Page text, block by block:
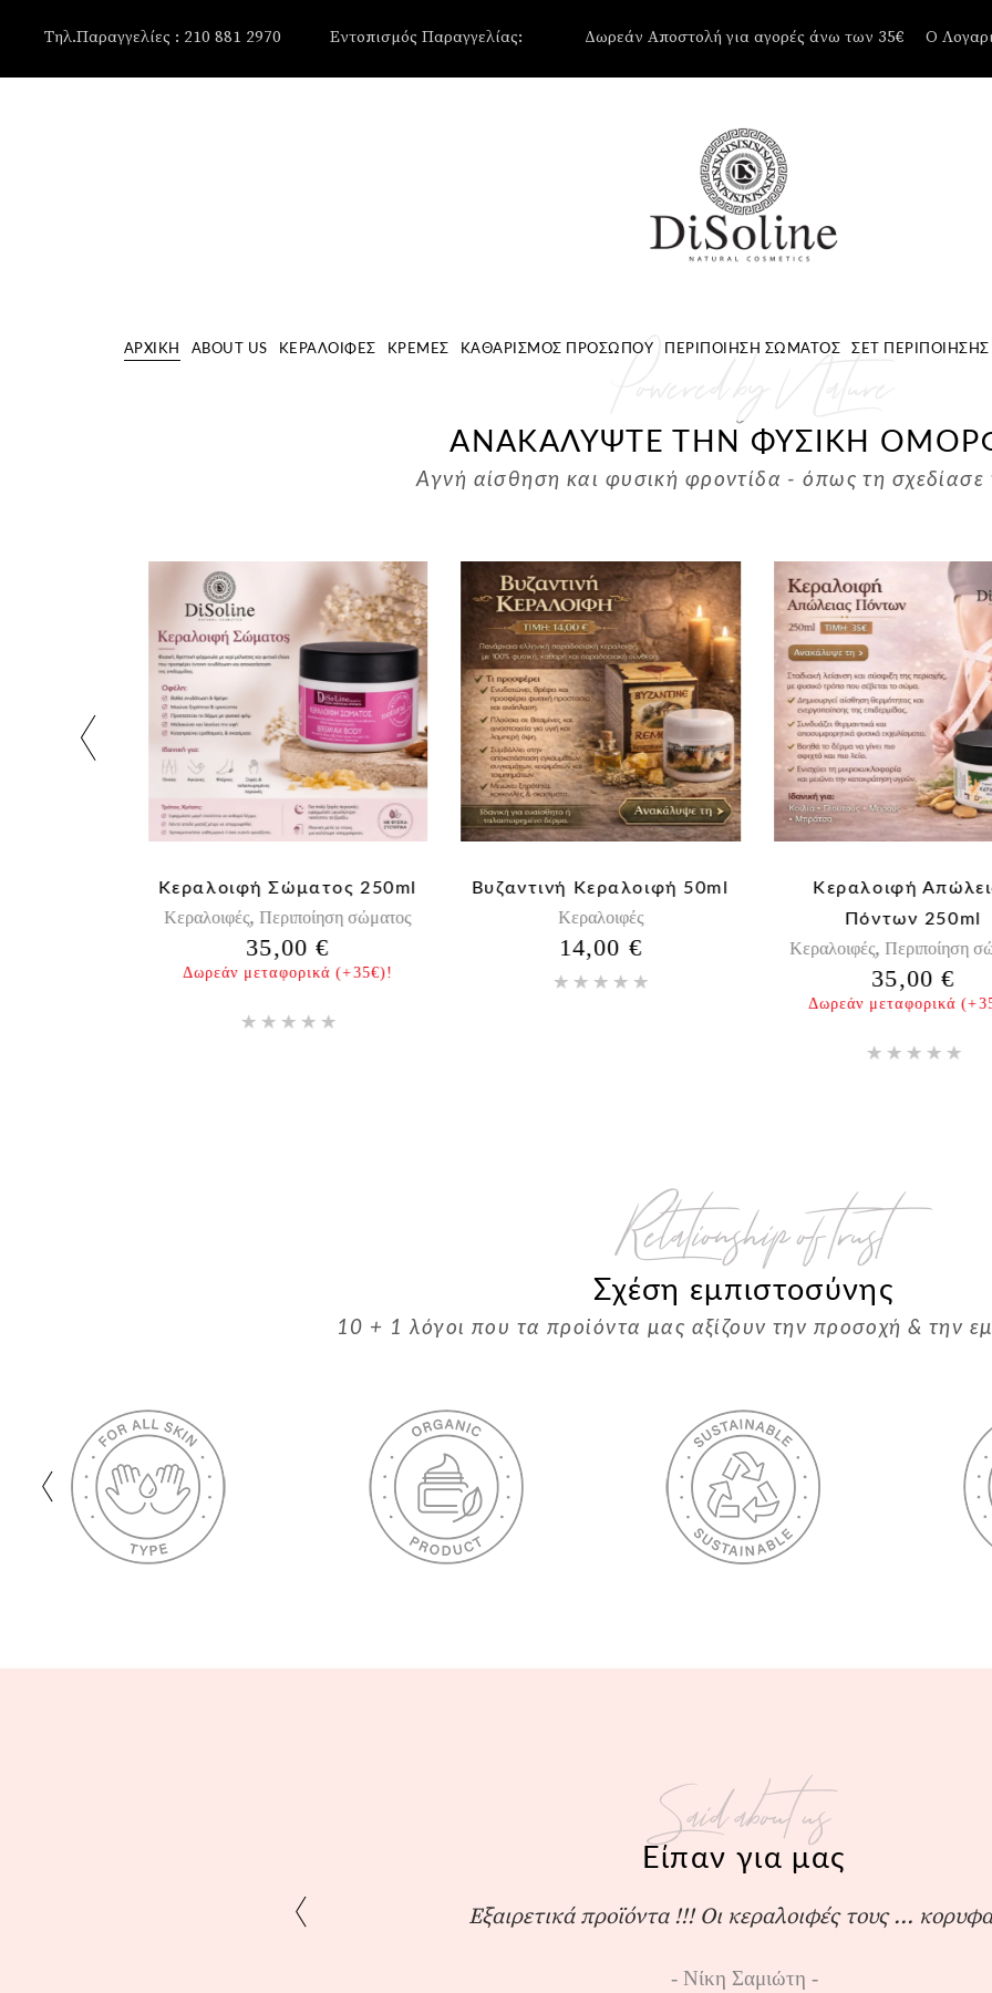
Τηλ.Παραγγελίες : 210 881 2970 , , , , ,Εντοπισμός Παραγγελίας: Δωρεάν Αποστολή για αγορές άνω των 35€ Ο
ΑΡΧΙΚΉ ABOUT US ΚΕΡΑΛΟΙΦΈΣ ΚΡΈΜΕΣ ΚΑΘΑΡΙΣΜΌΣ ΠΡΟΣΏΠΟΥ ΠΕΡΙΠΟΊΗΣΗ ΣΏΜΑΤΟΣ ΣΕΤ ΠΕΡΙΠΟΊΗΣΗΣ
Powered by Nature
ΑΝΑΚΑΛΥΨΤΕ ΤΗΝ ΦΥΣΙΚΗ
Αγνή αίσθηση και φυσική φροντίδα - όπως τη
Κεραλοιφή Σώματος 250ml
Κεραλοιφές,Περιποίηση σώματος
35,00€
Δωρεάν μεταφορικά (+35€)!
Βυζαντινή Κεραλοιφή 50ml
Κεραλοιφές
14,00€
Κεραλοιφή
Πόντων 250ml
Κεραλοιφές,Περιποίηση
35,00€
Δωρεάν μεταφορικά
Relationship of trust
Σχέση εμπιστοσύνης
10 + 1 λόγοι που τα προϊόντα μας αξίζουν την προσοχή & την
Said about us
Είπαν για μας
Εξαιρετικά προϊόντα !!! Οι κεραλοιφές τους ...
Νίκη Σαμιώτη